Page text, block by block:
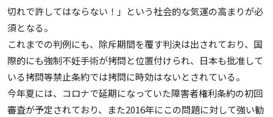
切れで許してはならない！」という社会的な気運の高まりが必
須となる。
これまでの判例にも、除斥期間を覆す判決は出されており、国
際的にも強制不妊手術が拷問と位置付けられ、日本も批准して
いる拷問等禁止条約では拷問に時効はないとされている。
今年夏には、コロナで延期になっていた障害者権利条約の初回
審査が予定されており、また2016年にこの問題に対して強い勧